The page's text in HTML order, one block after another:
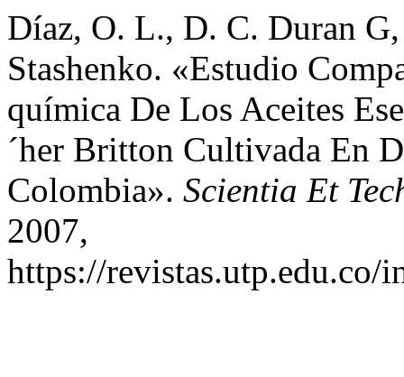
Díaz, O. L., D. C. Duran
Stashenko. «Estudio
química De Los Aceites
´her Britton Cultivada En
Colombia». Scientia Et
2007,
https://revistas.utp.edu.co/